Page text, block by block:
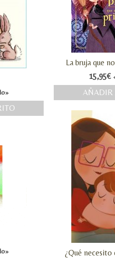
La bruja que
15,95€
AÑADIR
¿Qué necesito